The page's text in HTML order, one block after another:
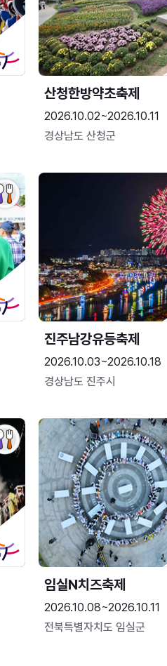
산청한방약초축제
2026.10.02~2026.10.11
경상남도 산청군
진주남강유등축제
2026.10.03~2026.10.18
경상남도 진주시
임실N치즈축제
2026.10.08~2026.10.11
전북특별자치도 임실군